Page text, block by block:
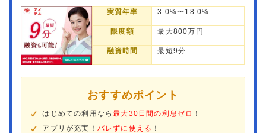
実質年率 3.0%〜18.0%
限度額 最大800万円
融資時間 最短9分
おすすめポイント
はじめての利用なら最大30日間の利息ゼロ ！
アプリが充実！ バレずに使える ！